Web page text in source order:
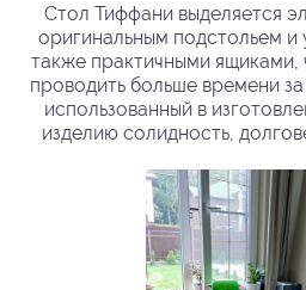
Стол Тиффани выделяется
оригинальным подстольем
также практичными ящиками,
проводить больше времени
использованный в
изделию солидность,